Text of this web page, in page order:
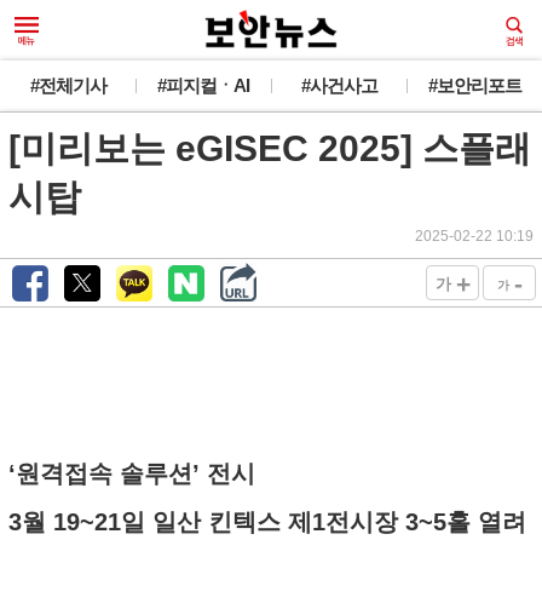
#전체기사 #피지컬ㆍAI #사건사고 #보안리포트
[미리보는 eGISEC 2025] 스플래
시탑
2025-02-22 10:19
가 + 가 -
‘원격접속 솔루션’ 전시
3월 19~21일 일산 킨텍스 제1전시장 3~5홀 열려